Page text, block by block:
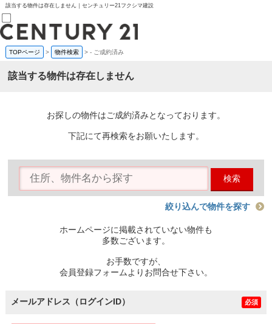
該当する物件は存在しません｜センチュリー21フクシマ建設
売買部
0120-800-844
賃貸部
会員メニュー
物件を探す
購入TOP
条件から探す
住宅ローン控除シミュレータ
TOPページ > 物件検索 >- ご成約済み
該当する物件は存在しません
お探しの物件はご成約済みとなっております。
下記にて再検索をお願いたします。
検索
絞り込んで物件を探す
ホームページに掲載されていない物件も
多数ございます。
お手数ですが、
会員登録フォームよりお問合せ下さい。
メールアドレス（ログインID） 必須